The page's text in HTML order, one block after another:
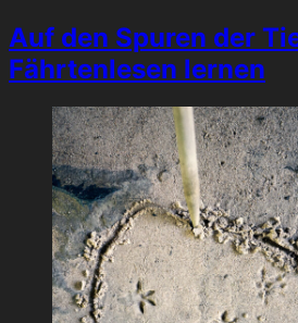
Auf den Spuren der
Fährtenlesen lernen